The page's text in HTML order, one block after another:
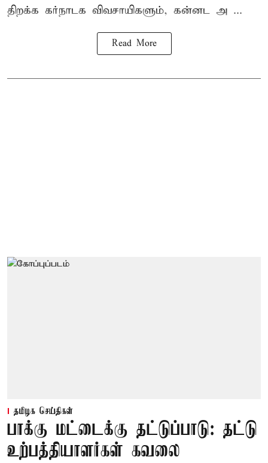
திறக்க கர்நாடக விவசாயிகளும், கன்னட அ ...
Read More
தமிழக செய்திகள்
பாக்கு மட்டைக்கு தட்டுப்பாடு: தட்டு
உற்பத்தியாளர்கள் கவலை